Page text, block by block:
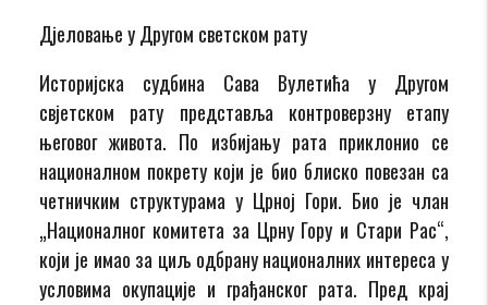
Дјеловање у Другом светском рату
Историјска судбина Сава Вулетића у Другом
свјетском рату представља контроверзну етапу
његовог живота. По избијању рата приклонио се
националном покрету који је био блиско повезан са
четничким структурама у Црној Гори. Био је члан
„Националног комитета за Црну Гору и Стари Рас“,
који је имао за циљ одбрану националних интереса у
условима окупације и грађанског рата. Пред крај